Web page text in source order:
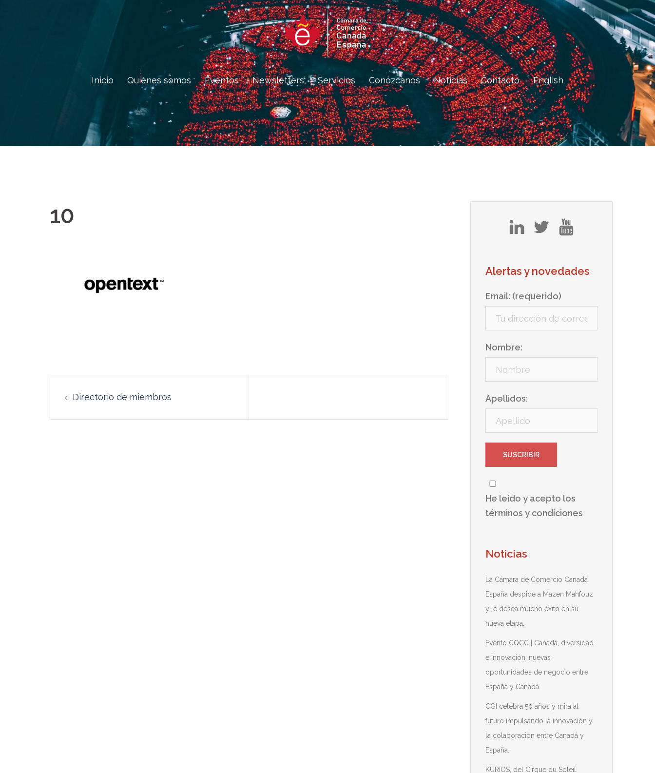
Inicio Quiénes somos Eventos Newsletters Servicios Conózcanos Noticias Contacto English
10
Directorio de miembros
tw
Alertas y novedades
Email: (requerido)
Nombre:
Apellidos:
He leído y acepto los
términos y condiciones
Noticias
La Cámara de Comercio Canadá
España despide a Mazen Mahfouz
y le desea mucho éxito en su
nueva etapa.
Evento CQCC | Canadá, diversidad
e innovación: nuevas
oportunidades de negocio entre
España y Canadá.
CGI celebra 50 años y mira al
futuro impulsando la innovación y
la colaboración entre Canadá y
España.
KURIOS, del Cirque du Soleil.